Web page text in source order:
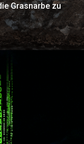
Grasnarbe zu